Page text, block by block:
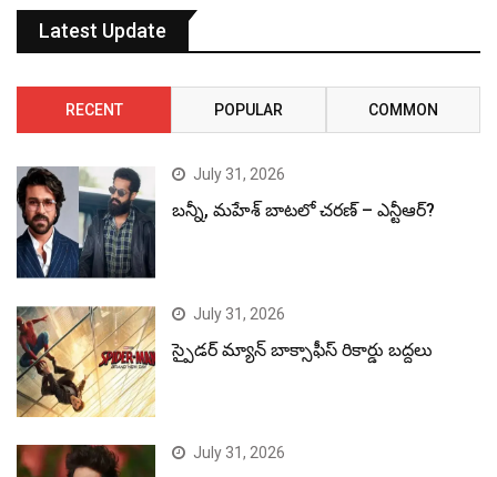
Latest Update
RECENT POPULAR COMMON
July 31, 2026
బన్నీ, మహేశ్ బాటలో చరణ్ – ఎన్టీఆర్?
July 31, 2026
స్పైడర్ మ్యాన్ బాక్సాఫీస్ రికార్డు బద్దలు
July 31, 2026